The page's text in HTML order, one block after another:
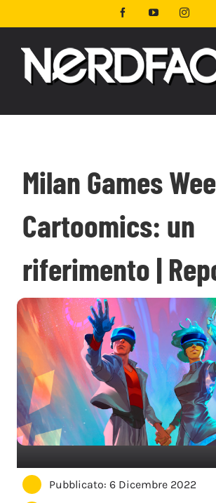
al
FacebookYouTube
Milan Games
Cartoomics: un
riferimento |
Pubblicato: 6 Dicembre 2022